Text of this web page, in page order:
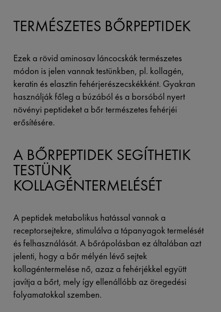
TERMÉSZETES BŐRPEPTIDEK
Ezek a rövid aminosav láncocskák természetes
módon is jelen vannak testünkben, pl. kollagén,
keratin és elasztin fehérjerészecskékként. Gyakran
használják főleg a búzából és a borsóból nyert
növényi peptideket a bőr természetes fehérjéi
erősítésére.
A BŐRPEPTIDEK SEGÍTHETIK
TESTÜNK
KOLLAGÉNTERMELÉSÉT
A peptidek metabolikus hatással vannak a
receptorsejtekre, stimulálva a tápanyagok termelését
és felhasználását. A bőrápolásban ez általában azt
jelenti, hogy a bőr mélyén lévő sejtek
kollagéntermelése nő, azaz a fehérjékkel együtt
javítja a bőrt, mely így ellenállóbb az öregedési
folyamatokkal szemben.